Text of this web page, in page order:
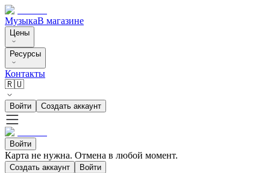
МузыкаВ магазине
Цены
Ресурсы
Контакты
🇷🇺
Войти Создать аккаунт
Войти
Карта не нужна. Отмена в любой момент.
Создать аккаунт Войти